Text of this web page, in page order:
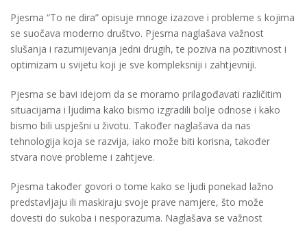
Pjesma “To ne dira” opisuje mnoge izazove i probleme s kojima
se suočava moderno društvo. Pjesma naglašava važnost
slušanja i razumijevanja jedni drugih, te poziva na pozitivnost i
optimizam u svijetu koji je sve kompleksniji i zahtjevniji.
Pjesma se bavi idejom da se moramo prilagođavati različitim
situacijama i ljudima kako bismo izgradili bolje odnose i kako
bismo bili uspješni u životu. Također naglašava da nas
tehnologija koja se razvija, iako može biti korisna, također
stvara nove probleme i zahtjeve.
Pjesma također govori o tome kako se ljudi ponekad lažno
predstavljaju ili maskiraju svoje prave namjere, što može
dovesti do sukoba i nesporazuma. Naglašava se važnost